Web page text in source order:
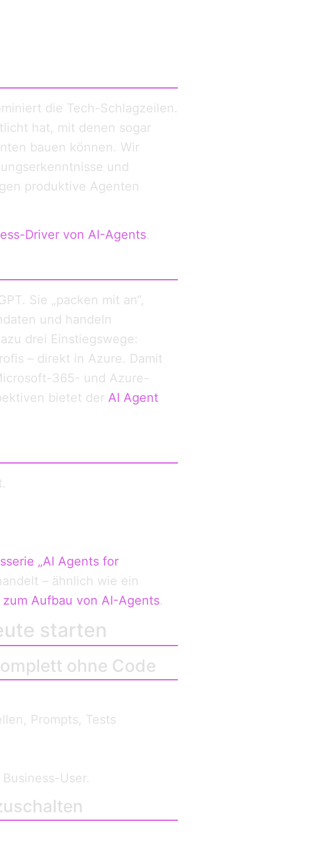
die Tech-Schlagzeilen.
hat, mit denen sogar
bauen können. Wir
und
produktive Agenten
Driver von AI-Agents.
Sie „packen mit an“,
und handeln
drei Einstiegswege:
– direkt in Azure. Damit
365- und Azure-
bietet der AI Agent
„AI Agents for
– ähnlich wie ein
zum Aufbau von AI-Agents.
starten
ohne Code
Prompts, Tests
User.